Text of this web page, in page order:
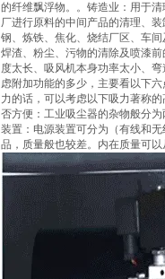
的纤维飘浮物。。铸造业：用于
厂进行原料的中间产品的清理、
钢、炼铁、焦化、烧结厂区、车
焊渣、粉尘、污物的清除及喷漆
度太长、吸风机本身功率太小、
虑附加功能的多少，主要看以下
力的话，可以考虑以下吸力著称
否方便：工业吸尘器的杂物般分
装置：电源装置可分为（有线和
品，质量般也较差。内在质量可